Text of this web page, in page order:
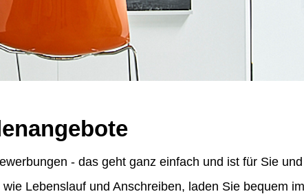
- das geht ganz einfach und ist für Sie
Lebenslauf und Anschreiben, laden Sie bequem